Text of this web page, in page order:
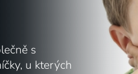
s
u kterých